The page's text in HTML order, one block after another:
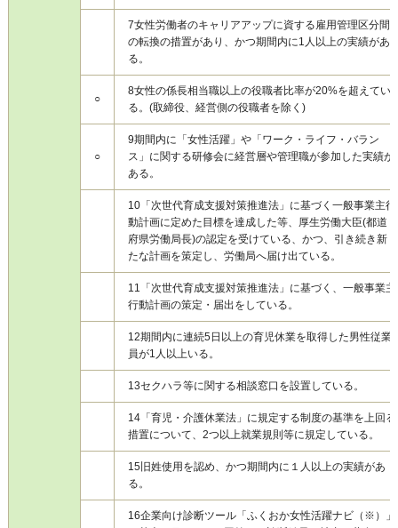
7女性労働者のキャリアアップに資する雇用管理区分間
の転換の措置があり、かつ期間内に1人以上の実績があ
る。
○
8女性の係長相当職以上の役職者比率が20%を超えてい
る。(取締役、経営側の役職者を除く)
○
9期間内に「女性活躍」や「ワーク・ライフ・バラン
ス」に関する研修会に経営層や管理職が参加した実績が
ある。
10「次世代育成支援対策推進法」に基づく一般事業主行
動計画に定めた目標を達成した等、厚生労働大臣(都道
府県労働局長)の認定を受けている、かつ、引き続き新
たな計画を策定し、労働局へ届け出ている。
11 「次世代育成支援対策推進法」に基づく、一般事業主
行動計画の策定・届出をしている。
12期間内に連続5日以上の育児休業を取得した男性従業
員が1人以上いる。
13セクハラ等に関する相談窓口を設置している。
14「育児・介護休業法」に規定する制度の基準を上回る
措置について、2つ以上就業規則等に規定している。
15旧姓使用を認め、かつ期間内に１人以上の実績があ
る。
16企業向け診断ツール「ふくおか女性活躍ナビ（※）」